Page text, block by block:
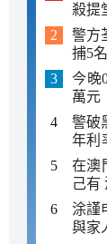
殺提
警方
捕5
今晚
萬元
警破
年利
年追
在澳
己有
涂謹
與家